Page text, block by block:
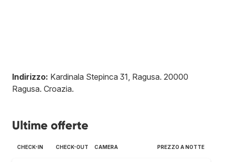
Indirizzo: Kardinala Stepinca 31, Ragusa. 20000
Ragusa. Croazia.
Ultime offerte
CHECK-IN CHECK-OUT CAMERA PREZZO A NOTTE